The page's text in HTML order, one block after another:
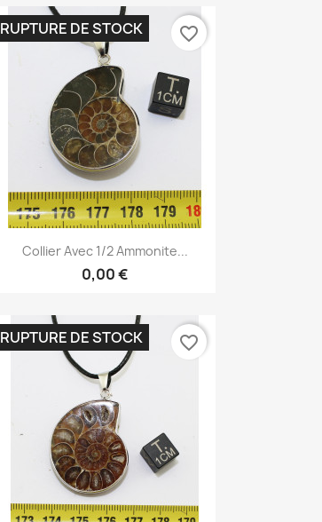
Aperçu rapide
Collier Avec 1/2 Ammonite...
0,00 €
RUPTURE DE STOCK favorite_border
RUPTURE DE STOCK favorite_border